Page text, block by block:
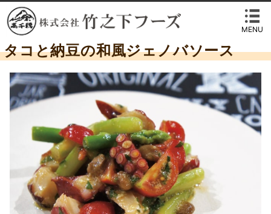
MENU
タコと納豆の和風ジェノバソース